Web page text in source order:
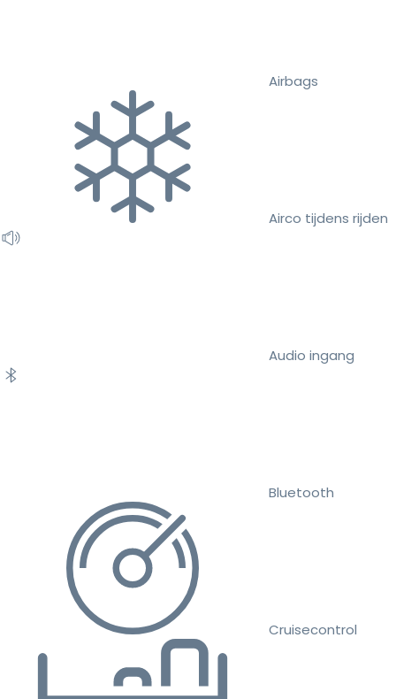
Airbags
Airco tijdens rijden
Audio ingang
Bluetooth
Cruisecontrol